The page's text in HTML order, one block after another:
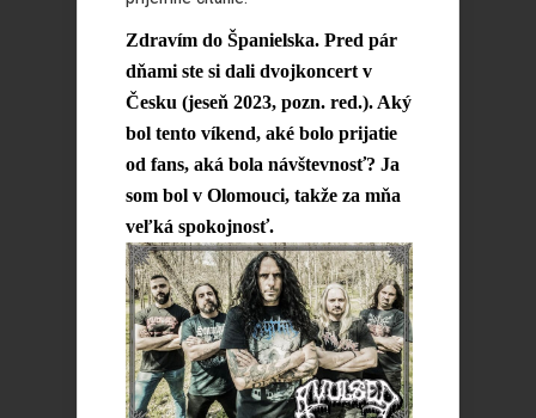
Zdravím do Španielska. Pred pár
dňami ste si dali dvojkoncert v
Česku (jeseň 2023, pozn. red.). Aký
bol tento víkend, aké bolo prijatie
od fans, aká bola návštevnosť? Ja
som bol v Olomouci, takže za mňa
veľká spokojnosť.